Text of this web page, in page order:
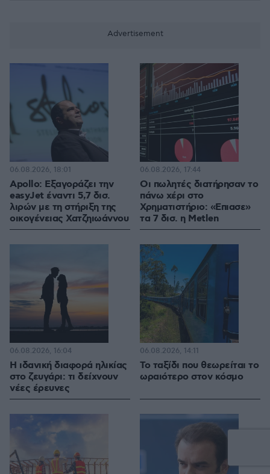
Apollo: Εξαγοράζει την
easyJet έναντι 5,7 δισ.
λιρών με τη στήριξη της
οικογένειας Χατζηιωάννου
06.08.2026, 18:01
Οι πωλητές διατήρησαν το
πάνω χέρι στο
Χρηματιστήριο: «Επιασε»
τα 7 δισ. η Metlen
06.08.2026, 17:44
Η ιδανική διαφορά ηλικίας
στο ζευγάρι: τι δείχνουν
νέες έρευνες
06.08.2026, 16:04
Το ταξίδι που θεωρείται το
ωραιότερο στον κόσμο
06.08.2026, 14:11